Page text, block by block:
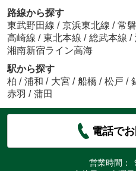
路線から探す
東武野田線 / 京浜東北線 / 常
高崎線 / 東北本線 / 総武本線 /
湘南新宿ライン高海
駅から探す
柏 / 浦和 / 大宮 / 船橋 / 松戸 /
赤羽 / 蒲田
電話で
営業時間：